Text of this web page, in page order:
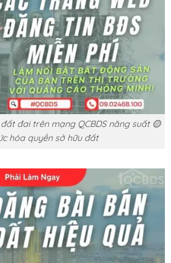
đai trên mạng QCBDS năng suất 🟡
hóa quyền sở hữu đất